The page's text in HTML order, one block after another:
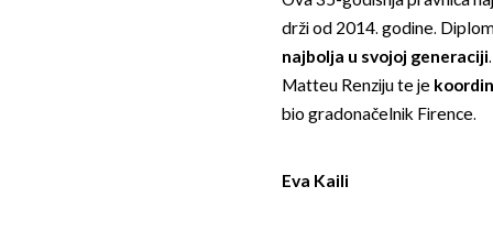
drži od 2014. godine.
najbolja u svojoj generaciji
Matteu Renziju te je
bio gradonačelnik Firence.
Eva Kaili